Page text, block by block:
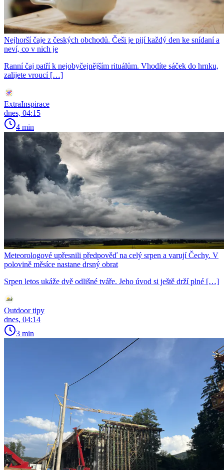
Nejhorší čaje z českých obchodů. Češi je pijí každý den ke snídaní a
neví, co v nich je
Ranní čaj patří k nejobyčejnějším rituálům. Vhodíte sáček do hrnku,
zalijete vroucí […]
ExtraInspirace
dnes, 04:15
4 min
Meteorologové upřesnili předpověď na celý srpen a varují Čechy. V
polovině měsíce nastane drsný obrat
Srpen letos ukáže dvě odlišné tváře. Jeho úvod si ještě drží plné […]
Outdoor tipy
dnes, 04:14
3 min